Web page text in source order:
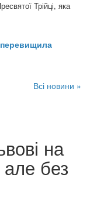
Трійці, яка
перевищила
Всі новини »
на
без